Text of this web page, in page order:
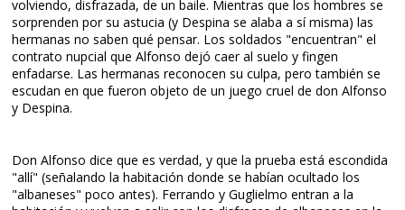
volviendo, disfrazada, de un baile. Mientras que los hombres se
sorprenden por su astucia (y Despina se alaba a sí misma) las
hermanas no saben qué pensar. Los soldados "encuentran" el
contrato nupcial que Alfonso dejó caer al suelo y fingen
enfadarse. Las hermanas reconocen su culpa, pero también se
escudan en que fueron objeto de un juego cruel de don Alfonso
y Despina.
Don Alfonso dice que es verdad, y que la prueba está escondida
"allí" (señalando la habitación donde se habían ocultado los
"albaneses" poco antes). Ferrando y Guglielmo entran a la